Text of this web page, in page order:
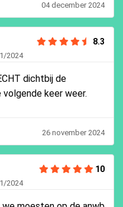
04 december 2024
8.3
2024
dichtbij de
keer weer.
26 november 2024
10
2024